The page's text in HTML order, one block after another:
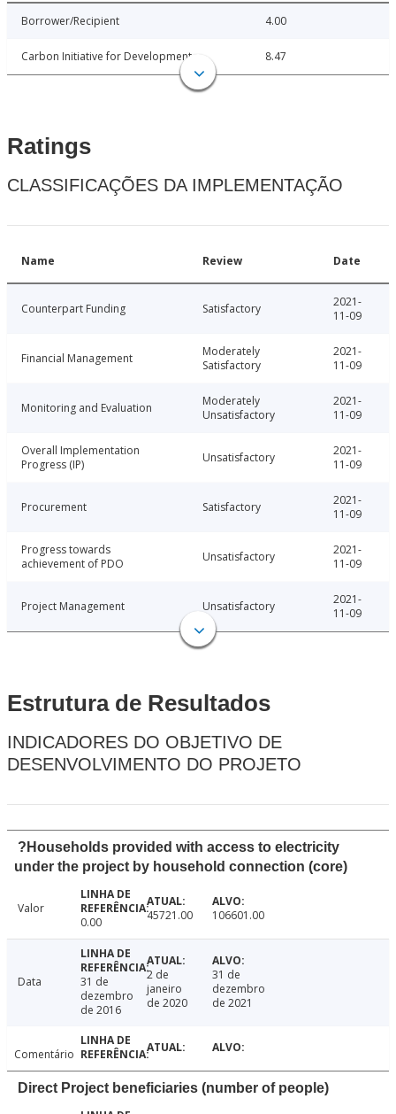
Borrower/Recipient 4.00
Carbon Initiative for Development 8.47
Ratings
CLASSIFICAÇÕES DA IMPLEMENTAÇÃO
Name Review Date
Counterpart Funding Satisfactory
2021-
11-09
Financial Management
Moderately
Satisfactory
2021-
11-09
Monitoring and Evaluation
Moderately
Unsatisfactory
2021-
11-09
Overall Implementation
Progress (IP)
Unsatisfactory
2021-
11-09
Procurement Satisfactory
2021-
11-09
Progress towards
achievement of PDO
Unsatisfactory
2021-
11-09
Project Management Unsatisfactory
2021-
11-09
Estrutura de Resultados
INDICADORES DO OBJETIVO DE
DESENVOLVIMENTO DO PROJETO
?Households provided with access to electricity
under the project by household connection (core)
Valor
0.00
45721.00 106601.00
Data
31 de
dezembro
de 2016
2 de
janeiro
de 2020
31 de
dezembro
de 2021
Comentário
Direct Project beneficiaries (number of people)